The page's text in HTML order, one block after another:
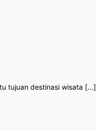
tujuan destinasi wisata [...]